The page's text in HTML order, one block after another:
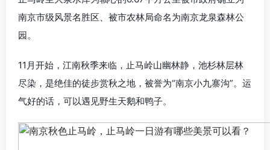
南京市级风景名胜区、被市农林局命名为南京龙泉森林公
园。
11月开始，江南秋季来临，止马岭山幽林静，池杉林层林
尽染，是绝佳的徒步赏秋之地，被誉为“南京小九寨沟”。运
气好的话，可以遇见野生天鹅和鸭子。